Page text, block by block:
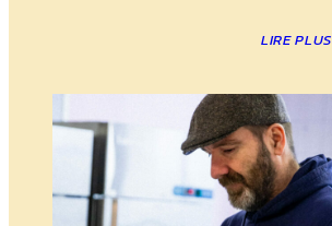
LIRE PLUS